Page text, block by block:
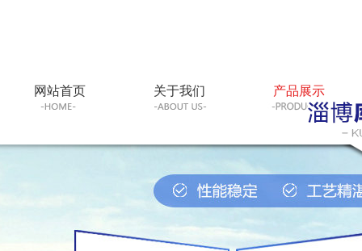
网站首页 关于我们 产品展示